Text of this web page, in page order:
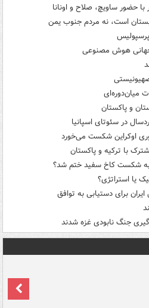
حضور ساویچ، صلاح و اونانا
است، نه مردم جنوب یمن
جهانی هوش مصنوعی
میان‌دوره‌ای
و پاکستان
اوکراین شکست می‌خورد
با ترکیه و پاکستان
به شکست کاخ سفید ختم شد؟
یا استراتژی؟
برای دستیابی به توافق
جنگ نابودی غزه شدند